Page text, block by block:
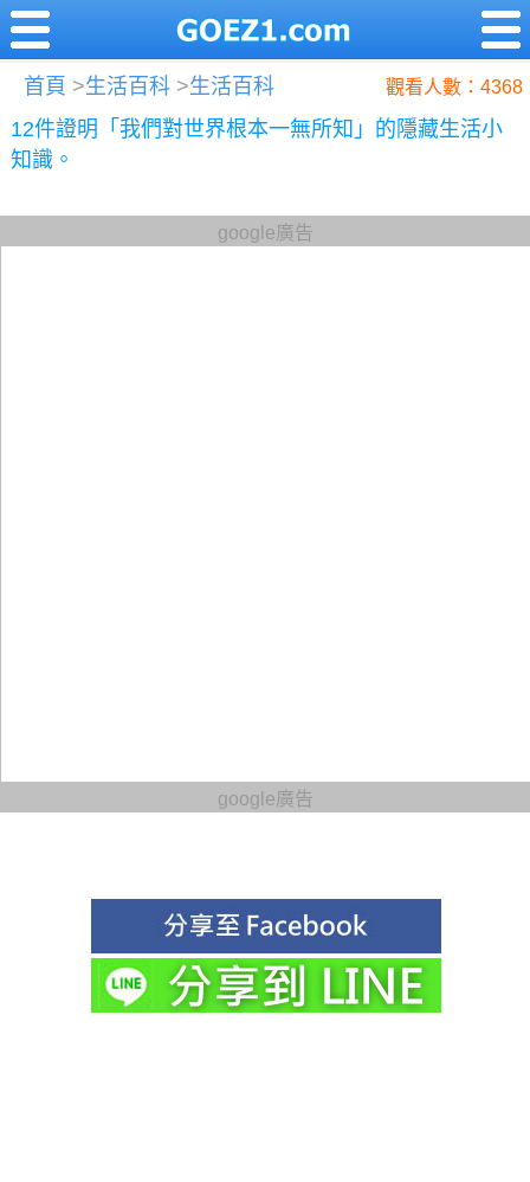
首頁 >生活百科 >生活百科 觀看人數：4368
12件證明「我們對世界根本一無所知」的隱藏生活小
知識。
google廣告
google廣告